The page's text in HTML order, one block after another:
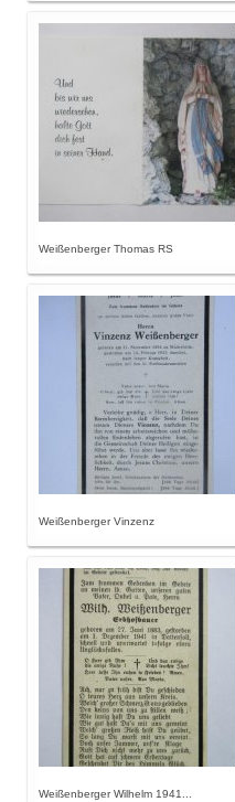
Weißenberger Thomas RS
Weißenberger Vinzenz
Weißenberger Wilhelm 1941...